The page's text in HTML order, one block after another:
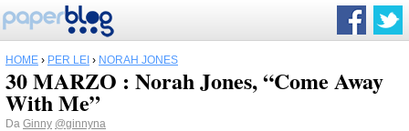
HOME › PER LEI › NORAH JONES
30 MARZO : Norah Jones, “Come Away
With Me”
Da Ginny @ginnyna